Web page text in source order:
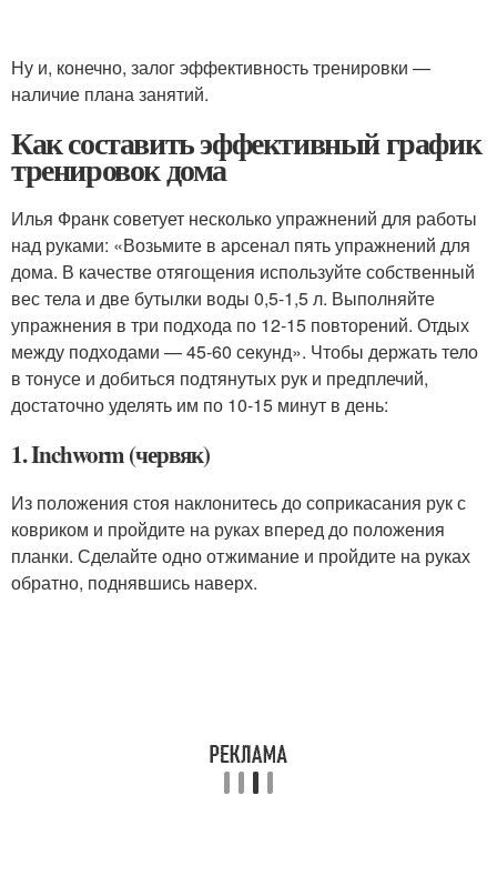
Ну и, конечно, залог эффективность тренировки —
наличие плана занятий.
Как составить эффективный график
тренировок дома
Илья Франк советует несколько упражнений для работы
над руками: «Возьмите в арсенал пять упражнений для
дома. В качестве отягощения используйте собственный
вес тела и две бутылки воды 0,5-1,5 л. Выполняйте
упражнения в три подхода по 12-15 повторений. Отдых
между подходами — 45-60 секунд». Чтобы держать тело
в тонусе и добиться подтянутых рук и предплечий,
достаточно уделять им по 10-15 минут в день:
1. Inchworm (червяк)
Из положения стоя наклонитесь до соприкасания рук с
ковриком и пройдите на руках вперед до положения
планки. Сделайте одно отжимание и пройдите на руках
обратно, поднявшись наверх.